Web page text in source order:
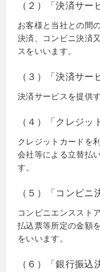
（２）「決済サー
お客様と当社との間
決済、コンビニ決済
スをいいます。
（３）「決済サー
決済サービスを提供
（４）「クレジッ
クレジットカードを
会社等による立替払
す。
（５）「コンビニ
コンビニエンススト
払込票等所定の金額
をいいます。
（６）「銀行振込